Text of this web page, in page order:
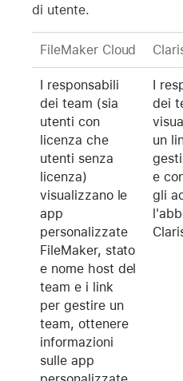
di utente.
FileMaker Cloud
I responsabili
dei team (sia
utenti con
licenza che
utenti senza
licenza)
visualizzano le
app
personalizzate
FileMaker, stato
e nome host del
team e i link
per gestire un
team, ottenere
informazioni
sulle app
I
dei
un
e
gli